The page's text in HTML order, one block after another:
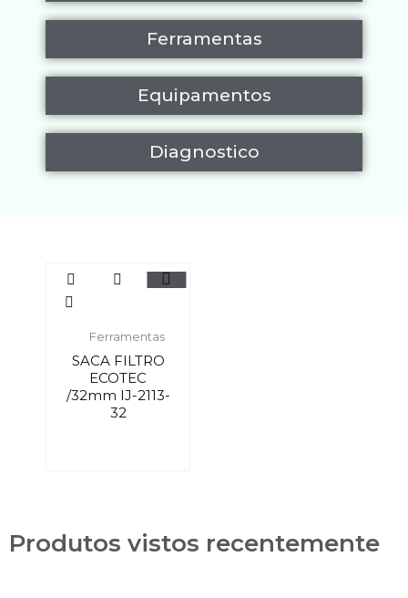
Ferramentas
Equipamentos
Diagnostico
Ferramentas
SACA FILTRO
ECOTEC
/32mm IJ-2113-
32
Produtos vistos recentemente